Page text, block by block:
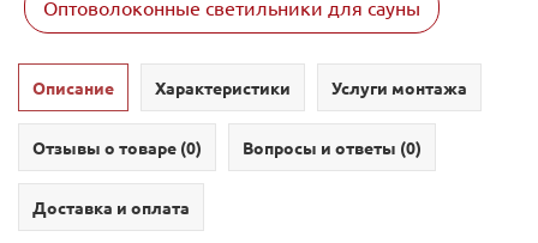
Оптоволоконные светильники для сауны
Описание Характеристики Услуги монтажа
Отзывы о товаре (0) Вопросы и ответы (0)
Доставка и оплата